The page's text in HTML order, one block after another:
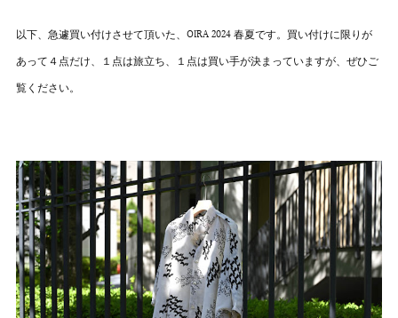
以下、急遽買い付けさせて頂いた、 OIRA 2024春夏です。買い付けに限りが
あって４点だけ、１点は旅立ち、１点は買い手が決まっていますが、ぜひご
覧ください。